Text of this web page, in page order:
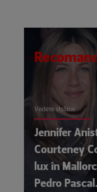
Vedete străine
Jennifer
Courteney
lux în
Pedro